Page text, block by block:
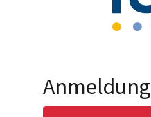
Anmeldung